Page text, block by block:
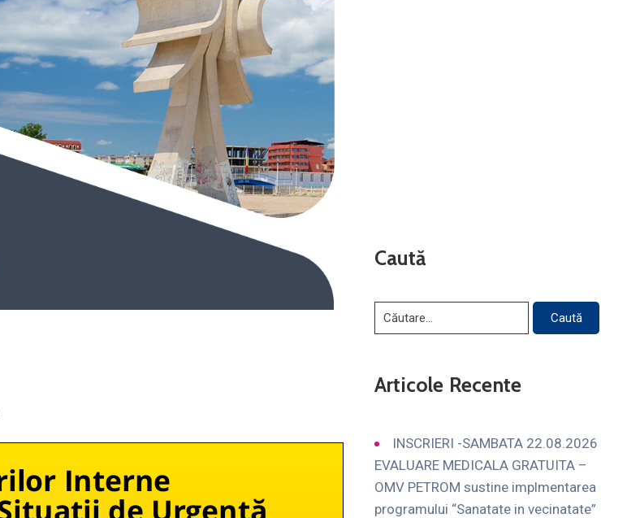
Caută
Articole Recente
INSCRIERI -SAMBATA 22.08.2026
EVALUARE MEDICALA GRATUITA –
OMV PETROM sustine implmentarea
programului “Sanatate in vecinatate”